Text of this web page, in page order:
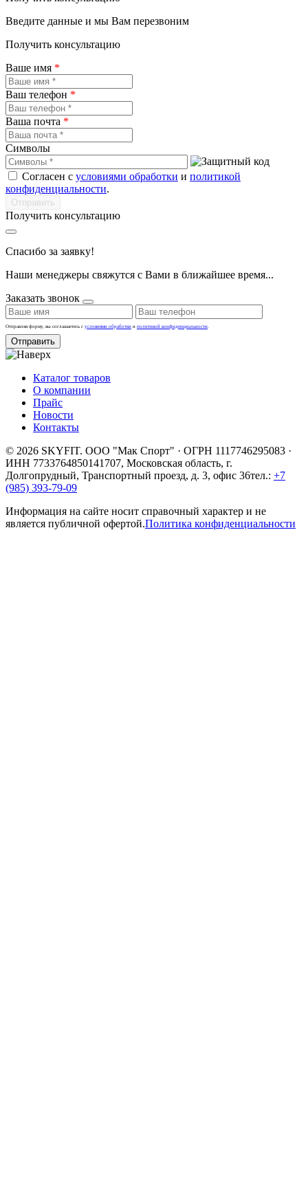
Введите данные и мы Вам перезвоним
Получить консультацию
Ваше имя *
Ваш телефон *
Ваша почта *
Символы
Согласен с условиями обработки и политикой
конфиденциальности.
Получить консультацию
Спасибо за заявку!
Наши менеджеры свяжутся с Вами в ближайшее время...
Заказать звонок
Отправляя форму, вы соглашаетесь с условиями обработки и политикой конфиденциальности.
Отправить
Каталог товаров
О компании
Прайс
Новости
Контакты
© 2026 SKYFIT. ООО "Мак Спорт" · ОГРН 1117746295083 ·
ИНН 7733764850141707, Московская область, г.
Долгопрудный, Транспортный проезд, д. 3, офис 36тел.: +7
(985) 393-79-09
Информация на сайте носит справочный характер и не
является публичной офертой.Политика конфиденциальности